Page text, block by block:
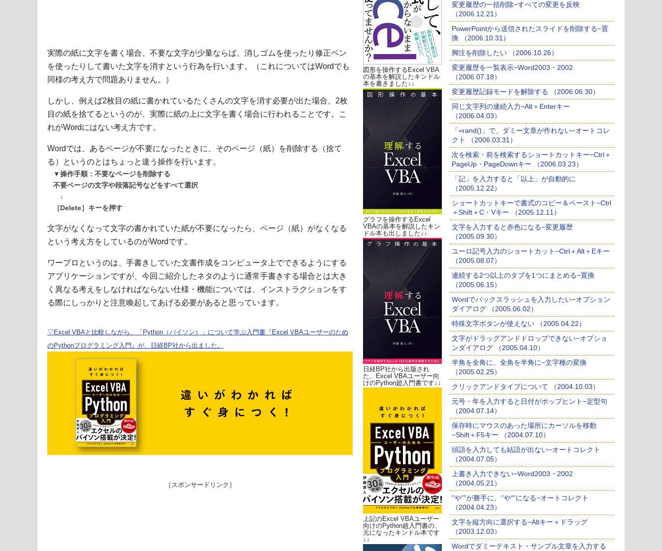
実際の紙に文字を書く場合、不要な文字が少量ならば、消しゴムを使ったり修正ペン
を使ったりして書いた文字を消すという行為を行います。（これについてはWordでも
同様の考え方で問題ありません。）
しかし、例えば2枚目の紙に書かれているたくさんの文字を消す必要が出た場合、2枚
目の紙を捨てるというのが、実際に紙の上に文字を書く場合に行われることです。こ
れがWordにはない考え方です。
Wordでは、あるページが不要になったときに、そのページ（紙）を削除する（捨て
る）というのとはちょっと違う操作を行います。
▼操作手順：不要なページを削除する
不要ページの文字や段落記号などをすべて選択
↓
［Delete］キーを押す
文字がなくなって文字の書かれていた紙が不要になったら、ページ（紙）がなくなる
という考え方をしているのがWordです。
ワープロというのは、手書きしていた文書作成をコンピュータ上でできるようにする
アプリケーションですが、今回ご紹介したネタのように通常手書きする場合とは大き
く異なる考えをしなければならない仕様・機能については、インストラクションをす
る際にしっかりと注意喚起してあげる必要があると思っています。
▽Excel VBAと比較しながら、「Python（パイソン）」について学ぶ入門書『Excel VBAユーザーのため
のPythonプログラミング入門』が、日経BP社から出ました。
［スポンサードリンク］
図形を操作するExcel VBA
の基本を解説したキンドル
本を書きました↓↓
グラフを操作するExcel
VBAの基本を解説したキン
ドル本も出しました↓↓
日経BP社から出版され
た、Excel VBAユーザー向
けのPython超入門書です↓↓
上記のExcel VBAユーザー
向けのPython超入門書の、
元になったキンドル本です
↓↓
変更履歴の一括削除−すべての変更を反映
（2006.12.21）
PowerPointから送信されたスライドを削除する−置
換 （2006.10.31）
脚注を削除したい （2006.10.26）
変更履歴を一覧表示−Word2003・2002
（2006.07.18）
変更履歴記録モードを解除する （2006.06.30）
同じ文字列の連続入力−Alt＋Enterキー
（2006.04.03）
「=rand()」で、ダミー文章が作れない−オートコレ
クト （2006.03.31）
次を検索・前を検索するショートカットキー−Ctrl＋
PageUp・PageDownキー （2006.03.23）
「記」を入力すると「以上」が自動的に
（2005.12.22）
ショートカットキーで書式のコピー＆ペースト−Ctrl
＋Shift＋C・Vキー （2005.12.11）
文字を入力すると赤色になる−変更履歴
（2005.09.30）
ユーロ記号入力のショートカット−Ctrl＋Alt＋Eキー
（2005.08.07）
連続する2つ以上のタブを1つにまとめる−置換
（2005.06.15）
Wordでバックスラッシュを入力したい−オプション
ダイアログ （2005.06.02）
特殊文字ボタンが使えない （2005.04.22）
文字がドラッグアンドドロップできない−オプショ
ンダイアログ （2005.04.10）
半角を全角に、全角を半角に−文字種の変換
（2005.02.25）
クリックアンドタイプについて （2004.10.03）
元号・年を入力すると日付がポップヒント−定型句
（2004.07.14）
保存時にマウスのあった場所にカーソルを移動
−Shift＋F5キー （2004.07.10）
頭語を入力しても結語が出ない−オートコレクト
（2004.07.05）
上書き入力できない−Word2003・2002
（2004.05.21）
’’や””が勝手に、‘’や“”になる−オートコレクト
（2004.04.23）
文字を縦方向に選択する−Altキー＋ドラッグ
（2003.12.03）
Wordでダミーテキスト・サンプル文章を入力する